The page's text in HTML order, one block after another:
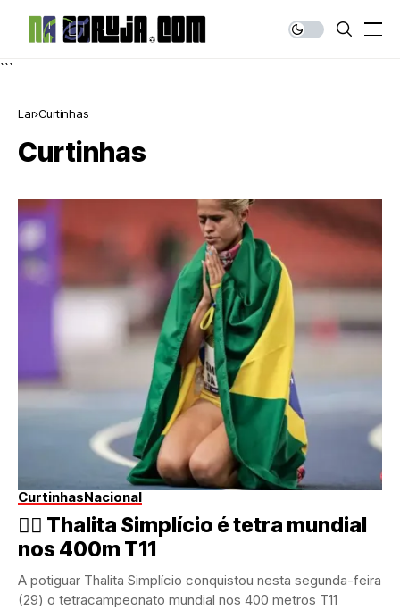
```
Lar Curtinhas
Curtinhas
CurtinhasNacional
🏃‍♀️ Thalita Simplício é tetra mundial
nos 400m T11
A potiguar Thalita Simplício conquistou nesta segunda-feira
(29) o tetracampeonato mundial nos 400 metros T11